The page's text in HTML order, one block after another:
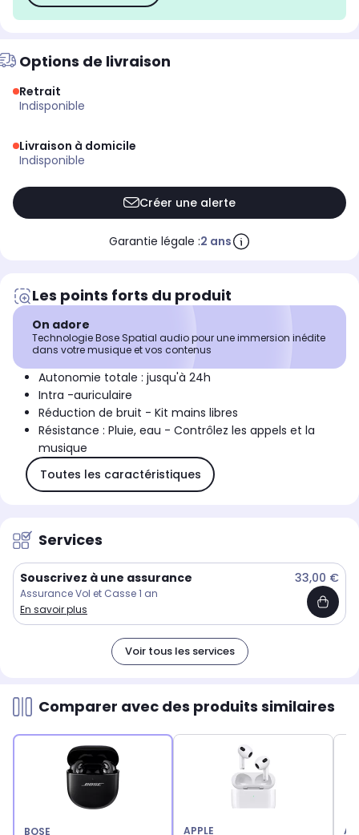
Options de livraison
Retrait
indisponible
Livraison à domicile
indisponible
Créer une alerte
Garantie légale :2 ans
Les points forts du produit
On adore
Technologie Bose Spatial audio pour une immersion inédite
dans votre musique et vos contenus
Autonomie totale : jusqu'à 24h
Intra -auriculaire
Réduction de bruit - Kit mains libres
Résistance : Pluie, eau - Contrôlez les appels et la
musique
Toutes les caractéristiques
Services
Souscrivez à une assurance 33,00 €
Assurance Vol et Casse 1 an
En savoir plus
Voir tous les services
Comparer avec des produits similaires
BOSE APPLE